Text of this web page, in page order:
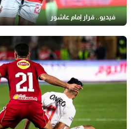
فيديو.. قرار إمام عاشور